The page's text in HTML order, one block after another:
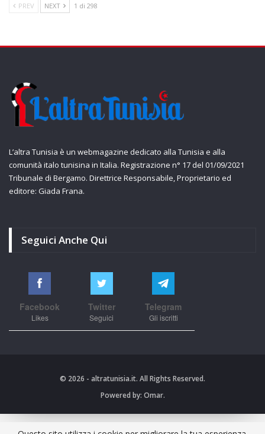
PREV NEXT 1 di 298
L’altra Tunisia è un webmagazine dedicato alla Tunisia e alla
comunità italo tunisina in Italia. Registrazione n° 17 del 01/09/2021
Tribunale di Bergamo. Direttrice Responsabile, Proprietario ed
editore: Giada Frana.
Seguici Anche Qui
Facebook
Likes
Twitter
Seguici
Telegram
Gli iscritti
© 2026 - altratunisia.it. All Rights Reserved.
Powered by: Omar.